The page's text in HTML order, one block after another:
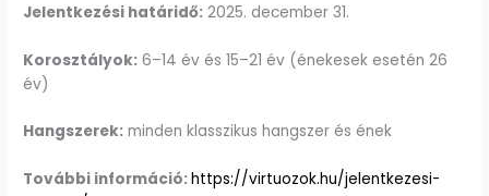
Jelentkezési határidő: 2025. december 31.
Korosztályok: 6–14 év és 15–21 év (énekesek esetén 26
év)
Hangszerek: minden klasszikus hangszer és ének
További információ:https://virtuozok.hu/jelentkezesi-